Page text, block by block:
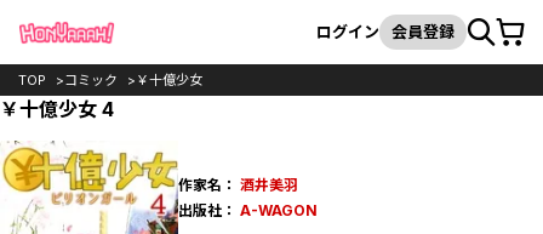
検索
ログイン 会員登録カート
TOP コミック ￥十億少女
￥十億少女 4
作家名： 酒井美羽
出版社： A-WAGON